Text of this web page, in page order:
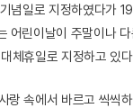
념일로 지정하였다가
어린이날이 주말이나
체휴일로 지정하고 있
랑 속에서 바르고 씩씩